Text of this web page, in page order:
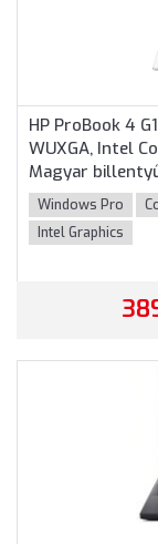
HP ProBook 4
WUXGA, Intel
Magyar
garancia, Ezüst
Windows Pro
Intel Graphics